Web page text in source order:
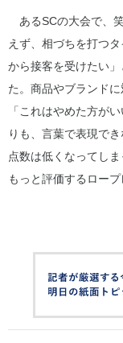
あるSCの大会で、
えず、相づちを打つ
から接客を受けたい
た。商品やブランド
「これはやめた方が
りも、言葉で表現で
点数は低くなってし
もっと評価するロー